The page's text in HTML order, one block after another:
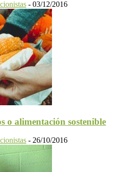
- 03/12/2016
o alimentación sostenible
- 26/10/2016